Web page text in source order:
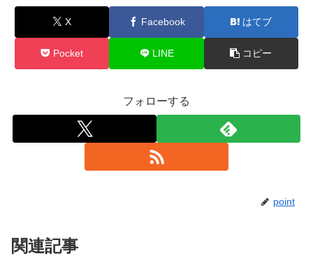
X Facebook はてブ
Pocket LINE コピー
フォローする
point
関連記事